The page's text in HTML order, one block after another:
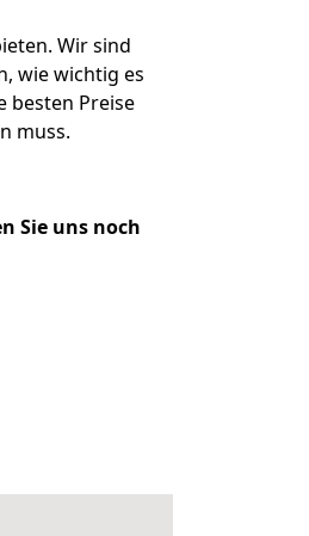
Wir sind
wie wichtig es
besten Preise
muss.
Sie uns noch